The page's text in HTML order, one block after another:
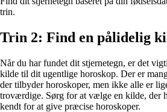
trin.
Trin 2: Find en pålidelig
Når du har fundet dit stjernetegn, er det
kilde til dit ugentlige horoskop. Der er
der tilbyder horoskoper, men ikke alle er
troværdige. Sørg for at vælge en kilde, der
kendt for at give præcise horoskoper.